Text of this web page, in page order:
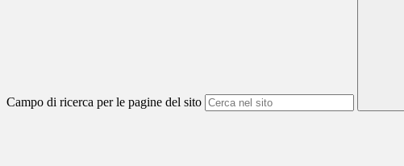
Campo di ricerca per le pagine del sito